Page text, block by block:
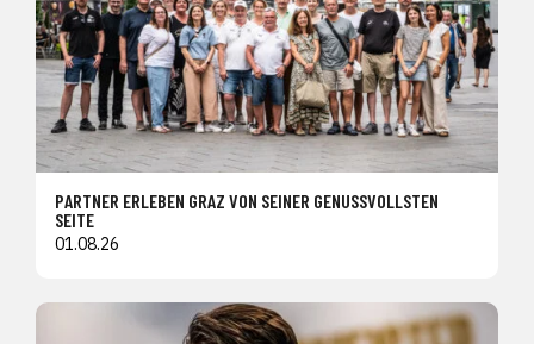
PARTNER ERLEBEN GRAZ VON SEINER GENUSSVOLLSTEN
SEITE
01.08.26